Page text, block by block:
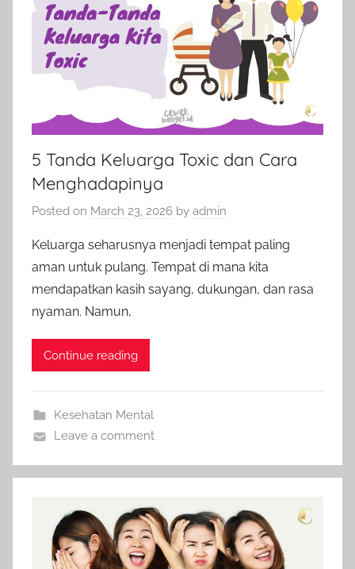
5 Tanda Keluarga Toxic dan Cara
Menghadapinya
Posted on March 23, 2026 by admin
Keluarga seharusnya menjadi tempat paling
aman untuk pulang. Tempat di mana kita
mendapatkan kasih sayang, dukungan, dan rasa
nyaman. Namun,
Continue reading
Kesehatan Mental
Leave a comment